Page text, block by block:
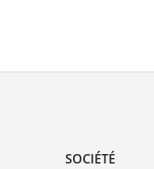
SOCIÉTÉ